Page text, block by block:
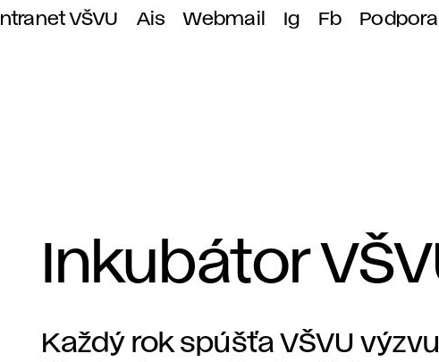
Intranet VŠVU Ais Webmail Ig Fb
Inkubátor
Každý rok spúšťa VŠVU